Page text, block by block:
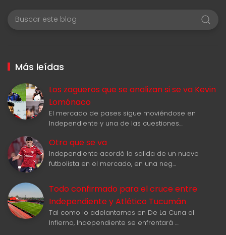
Más leídas
Los zagueros que se analizan si se va Kevin
Lomónaco
El mercado de pases sigue moviéndose en
Independiente y una de las cuestiones…
Otro que se va
Independiente acordó la salida de un nuevo
futbolista en el mercado, en una neg…
Todo confirmado para el cruce entre
Independiente y Atlético Tucumán
Tal como lo adelantamos en De La Cuna al
Infierno, Independiente se enfrentará …